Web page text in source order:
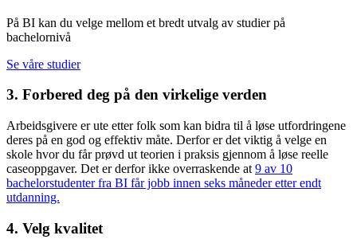
På BI kan du velge mellom et bredt utvalg av studier på
bachelornivå
Se våre studier
3. Forbered deg på den virkelige verden
Arbeidsgivere er ute etter folk som kan bidra til å løse utfordringene
deres på en god og effektiv måte. Derfor er det viktig å velge en
skole hvor du får prøvd ut teorien i praksis gjennom å løse reelle
caseoppgaver. Det er derfor ikke overraskende at 9 av 10
bachelorstudenter fra BI får jobb innen seks måneder etter endt
utdanning.
4. Velg kvalitet